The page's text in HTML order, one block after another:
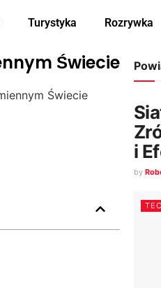
Turystyka Rozrywka
Świecie
Świecie
i
by